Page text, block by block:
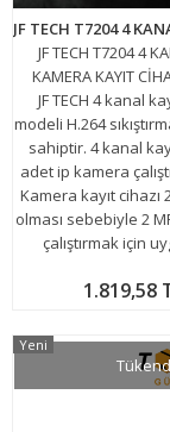
JF TECH T7204 4
KAMERA KAYIT
JF TECH 4 kanal
modeli H.264
sahiptir. 4 kanal
adet ip kamera
Kamera kayıt cihazı
olması sebebiyle 2
çalıştırmak için
1.819,58
Yeni